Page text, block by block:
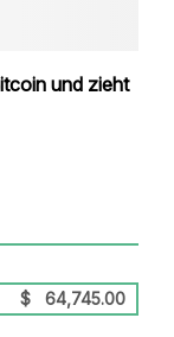
und zieht
$ 64,745.00